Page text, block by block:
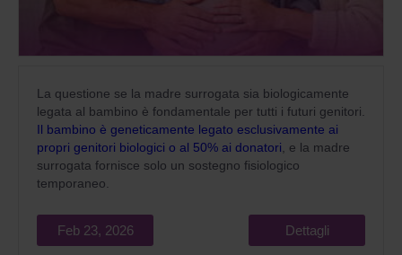
La questione se la madre surrogata sia biologicamente
legata al bambino è fondamentale per tutti i futuri genitori.
Il bambino è geneticamente legato esclusivamente ai
propri genitori biologici o al 50% ai donatori , e la madre
surrogata fornisce solo un sostegno fisiologico
temporaneo.
Feb 23, 2026 Dettagli